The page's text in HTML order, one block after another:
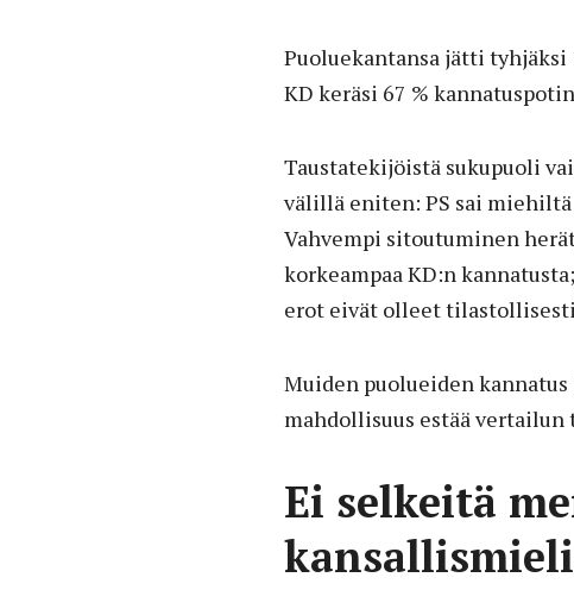
Puoluekantansa jätti
KD keräsi 67 %
Taustatekijöistä sukupuoli
välillä eniten: PS sai
Vahvempi sitoutuminen
korkeampaa KD:n
erot eivät olleet
Muiden puolueiden
mahdollisuus estää
Ei selkeitä